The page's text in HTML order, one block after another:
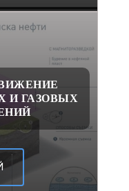
И ГАЗОВЫХ